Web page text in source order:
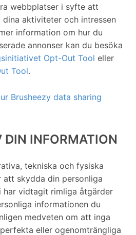
webbplatser i syfte att
dina aktiviteter och intressen
information om hur du
annonser kan du besöka
Opt-Out Tool eller
Tool.
Brusheezy data sharing
DIN INFORMATION
tekniska och fysiska
att skydda din personliga
har vidtagit rimliga åtgärder
informationen du
medveten om att inga
eller ogenomträngliga